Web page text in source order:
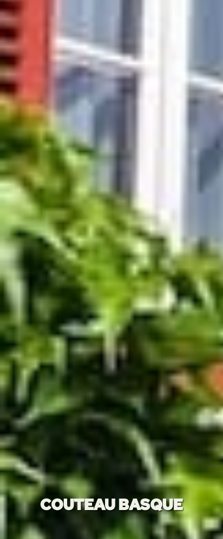
COUTEAU BASQUE